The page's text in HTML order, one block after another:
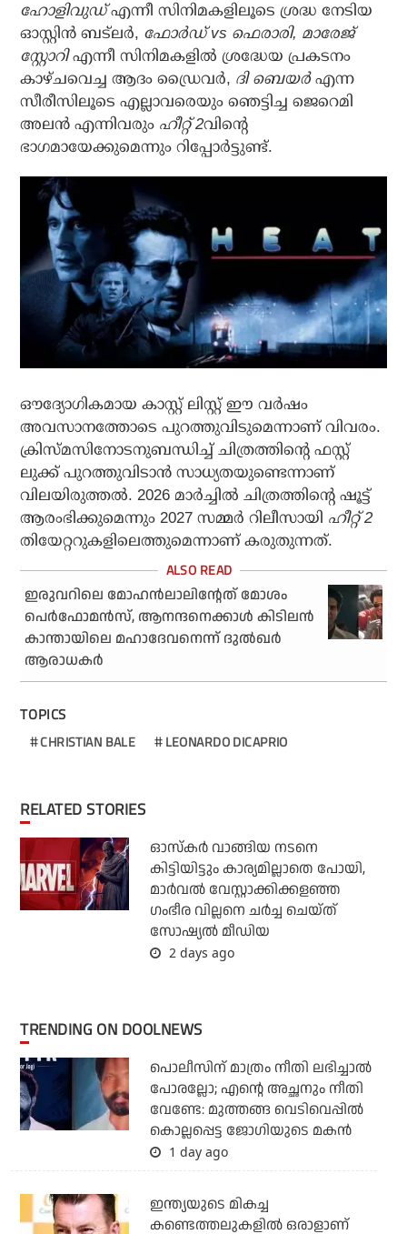
ഹോളിവുഡ്എന്നീ സിനിമകളിലൂടെ ശ്രദ്ധ നേടിയ
ഓസ്റ്റിന്‍ ബട്‌ലര്‍, ഫോര്‍ഡ് vs ഫെരാരി, മാരേജ്
സ്റ്റോറിഎന്നീ സിനിമകളില്‍ ശ്രദ്ധേയ പ്രകടനം
കാഴ്ചവെച്ച ആദം ഡ്രൈവര്‍, ദി ബെയര്‍എന്ന
സീരീസിലൂടെ എല്ലാവരെയും ഞെട്ടിച്ച ജെറെമി
അലന്‍ എന്നിവരും ഹീറ്റ് 2വിന്റെ
ഭാഗമായേക്കുമെന്നും റിപ്പോര്‍ട്ടുണ്ട്.
ഔദ്യോഗികമായ കാസ്റ്റ് ലിസ്റ്റ് ഈ വര്‍ഷം
അവസാനത്തോടെ പുറത്തുവിടുമെന്നാണ് വിവരം.
ക്രിസ്മസിനോടനുബന്ധിച്ച് ചിത്രത്തിന്റെ ഫസ്റ്റ്
ലുക്ക് പുറത്തുവിടാന്‍ സാധ്യതയുണ്ടെന്നാണ്
വിലയിരുത്തല്‍. 2026 മാര്‍ച്ചില്‍ ചിത്രത്തിന്റെ ഷൂട്ട്
ആരംഭിക്കുമെന്നും 2027 സമ്മര്‍ റിലീസായി ഹീറ്റ് 2
തിയേറ്ററുകളിലെത്തുമെന്നാണ് കരുതുന്നത്.
ഇരുവറിലെ മോഹന്‍ലാലിന്റേത് മോശം
പെര്‍ഫോമന്‍സ്, ആനന്ദനെക്കാള്‍ കിടിലന്‍
കാന്തായിലെ മഹാദേവനെന്ന് ദുല്‍ഖര്‍
ആരാധകര്‍
TOPICS
CHRISTIAN BALE LEONARDO DICAPRIO
RELATED STORIES
ഓസ്‌കര്‍ വാങ്ങിയ നടനെ
കിട്ടിയിട്ടും കാര്യമില്ലാതെ പോയി,
മാര്‍വല്‍ വേസ്റ്റാക്കിക്കളഞ്ഞ
ഗംഭീര വില്ലനെ ചര്‍ച്ച ചെയ്ത്
സോഷ്യല്‍ മീഡിയ
2 days ago
TRENDING ON DOOLNEWS
പൊലീസിന് മാത്രം നീതി ലഭിച്ചാല്‍
പോരല്ലോ; എന്റെ അച്ഛനും നീതി
വേണ്ടേ: മുത്തങ്ങ വെടിവെപ്പില്‍
കൊല്ലപ്പെട്ട ജോഗിയുടെ മകന്‍
1 day ago
ഇന്ത്യയുടെ മികച്ച
കണ്ടെത്തലുകളില്‍ ഒരാളാണ്